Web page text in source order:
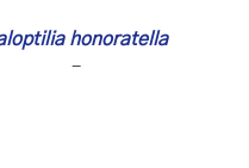
honoratella
-